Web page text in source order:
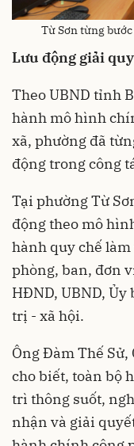
Từ Sơn từng
Lưu động giải
Theo UBND tỉnh
hành mô hình
xã, phường đã
động trong công
Tại phường Từ
động theo mô
hành quy chế
phòng, ban, đơn
HĐND, UBND, Ủy
trị - xã hội.
Ông Đàm Thế
cho biết, toàn bộ
trì thông suốt,
nhận và giải